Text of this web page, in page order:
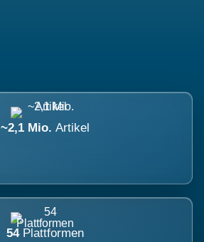
~2,1 Mio. Artikel
54 Plattformen